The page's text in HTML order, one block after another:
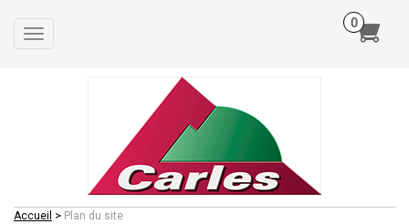
Toggle
navigation
Accueil > Plan du site